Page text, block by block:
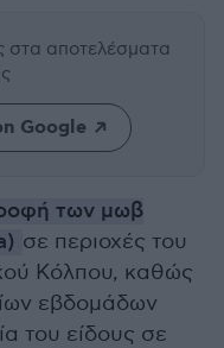
στα αποτελέσματα
Google
των μωβ
σε περιοχές του
Κόλπου, καθώς
εβδομάδων
του είδους σε